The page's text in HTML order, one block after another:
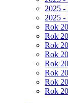
2025 -
2025 -
Rok
Rok
Rok
Rok
Rok
Rok
Rok
Rok